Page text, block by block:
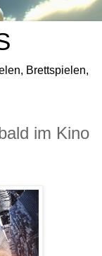
Brettspielen,
im Kino